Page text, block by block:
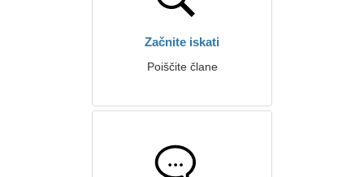
Začnite iskati
Poiščite člane